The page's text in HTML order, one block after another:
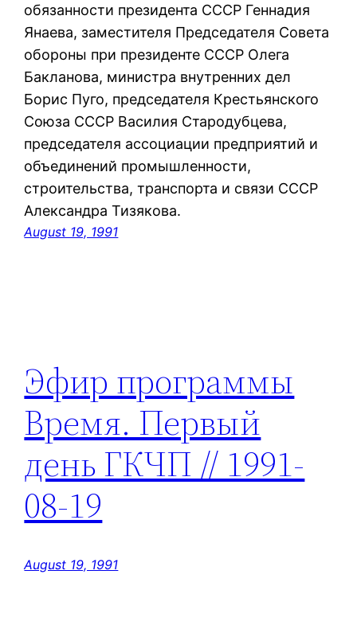
обязанности президента СССР Геннадия
Янаева, заместителя Председателя Совета
обороны при президенте СССР Олега
Бакланова, министра внутренних дел
Борис Пуго, председателя Крестьянского
Союза СССР Василия Стародубцева,
председателя ассоциации предприятий и
объединений промышленности,
строительства, транспорта и связи СССР
Александра Тизякова.
August 19, 1991
Эфир программы
Время. Первый
день ГКЧП // 1991-
08-19
August 19, 1991